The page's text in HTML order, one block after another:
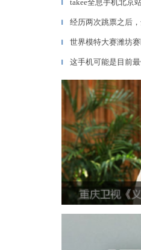
▎ takee全息手机北京
▎ 经历两次跳票之后
▎ 世界模特大赛潍坊
▎ 这手机可能是目前最